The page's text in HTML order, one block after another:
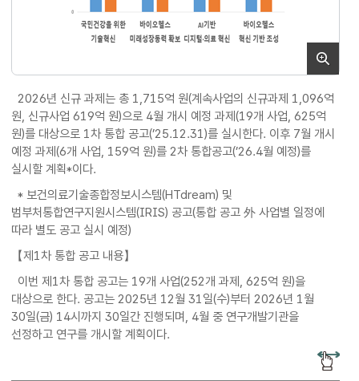
2026년 신규 과제는 총 1,715억 원(계속사업의 신규과제 1,096억
원, 신규사업 619억 원)으로 4월 개시 예정 과제(19개 사업, 625억
원)를 대상으로 1차 통합 공고(’25.12.31)를 실시한다. 이후 7월 개시
예정 과제(6개 사업, 159억 원)를 2차 통합공고(’26.4월 예정)를
실시할 계획*이다.
* 보건의료기술종합정보시스템(HTdream) 및
범부처통합연구지원시스템(IRIS) 공고(통합 공고 外 사업별 일정에
따라 별도 공고 실시 예정)
【제1차 통합 공고 내용】
이번 제1차 통합 공고는 19개 사업(252개 과제, 625억 원)을
대상으로 한다. 공고는 2025년 12월 31일(수)부터 2026년 1월
30일(금) 14시까지 30일간 진행되며, 4월 중 연구개발기관을
선정하고 연구를 개시할 계획이다.